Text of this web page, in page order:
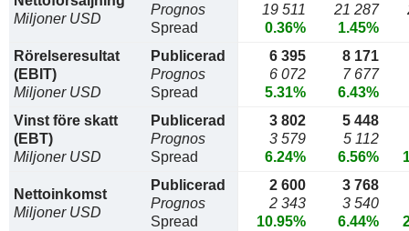
Miljoner USD
Prognos
Spread
19 511
0.36%
21 287
1.45%
Rörelseresultat
(EBIT)
Miljoner USD
Publicerad
Prognos
Spread
6 395
6 072
5.31%
8 171
7 677
6.43%
Vinst före skatt
(EBT)
Miljoner USD
Publicerad
Prognos
Spread
3 802
3 579
6.24%
5 448
5 112
6.56%
Nettoinkomst
Miljoner USD
Publicerad
Prognos
Spread
2 600
2 343
10.95%
3 768
3 540
6.44%